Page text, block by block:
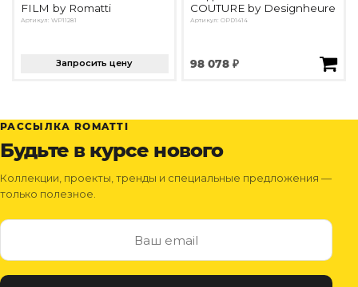
FILM by Romatti
Артикул: WP11281
Запросить цену
COUTURE by Designheure
Артикул: OPD1414
98 078 ₽
РАССЫЛКА ROMATTI
Будьте в курсе нового
Коллекции, проекты, тренды и специальные предложения —
только полезное.